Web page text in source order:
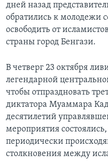
дней назад
обратились к молодежи
освободить от
страны город Бенгази.
В четверг 23 октября
легендарной
чтобы отпраздновать
диктатора Муаммара
десятилетий
мероприятия
периодически
столкновения между